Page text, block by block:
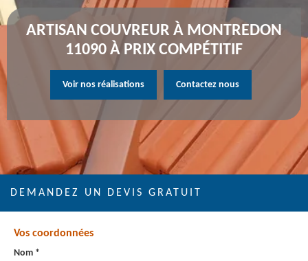
ARTISAN COUVREUR À MONTREDON
11090 À PRIX COMPÉTITIF
Voir nos réalisations Contactez nous
DEMANDEZ UN DEVIS GRATUIT
Vos coordonnées
Nom *